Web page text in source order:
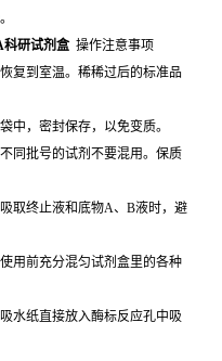
科研试剂盒 操作注意事项
复到室温。稀稀过后的标准品
中，密封保存，以免变质。
同批号的试剂不要混用。保质
取终止液和底物A、B液时，避
用前充分混匀试剂盒里的各种
水纸直接放入酶标反应孔中吸